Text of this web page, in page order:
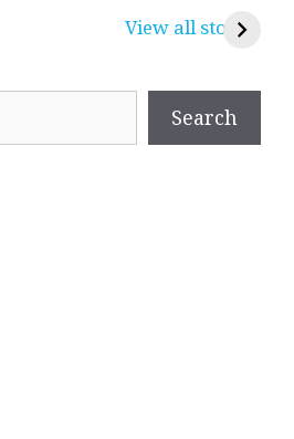
View all stories
रामसा पीर, रुणेचा रा
Search